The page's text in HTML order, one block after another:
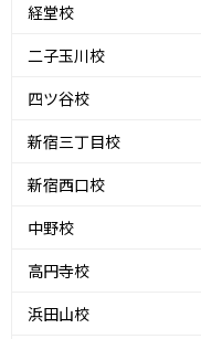
経堂校
二子玉川校
四ツ谷校
新宿三丁目校
新宿西口校
中野校
高円寺校
浜田山校